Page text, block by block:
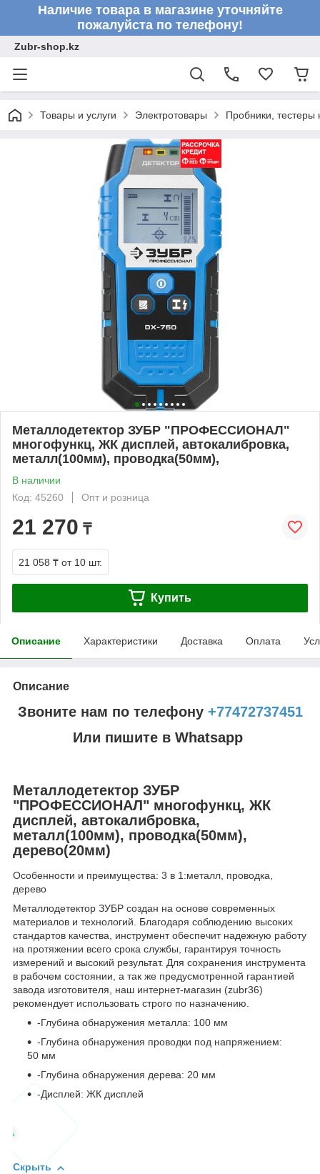
Наличие товара в магазине уточняйте
пожалуйста по телефону!
Zubr-shop.kz
Товары и услуги Электротовары Пробники, тестеры
Металлодетектор ЗУБР "ПРОФЕССИОНАЛ"
многофункц, ЖК дисплей, автокалибровка,
металл(100мм), проводка(50мм),
В наличии
Код: 45260
Опт и розница
21 270 ₸
21 058 ₸ от 10 шт.
Купить
Описание Характеристики Доставка Оплата
Описание
Звоните нам по телефону +77472737451
Или пишите в Whatsapp
Металлодетектор ЗУБР
"ПРОФЕССИОНАЛ" многофункц, ЖК
дисплей, автокалибровка,
металл(100мм), проводка(50мм),
дерево(20мм)
Особенности и преимущества: 3 в 1:металл, проводка,
дерево
Металлодетектор ЗУБР создан на основе современных
материалов и технологий. Благодаря соблюдению высоких
стандартов качества, инструмент обеспечит надежную работу
на протяжении всего срока службы, гарантируя точность
измерений и высокий результат. Для сохранения инструмента
в рабочем состоянии, а так же предусмотренной гарантией
завода изготовителя, наш интернет-магазин (zubr36)
рекомендует использовать строго по назначению.
-Глубина обнаружения металла: 100 мм
-Глубина обнаружения проводки под напряжением:
50 мм
-Глубина обнаружения дерева: 20 мм
-Дисплей: ЖК дисплей
Скрыть